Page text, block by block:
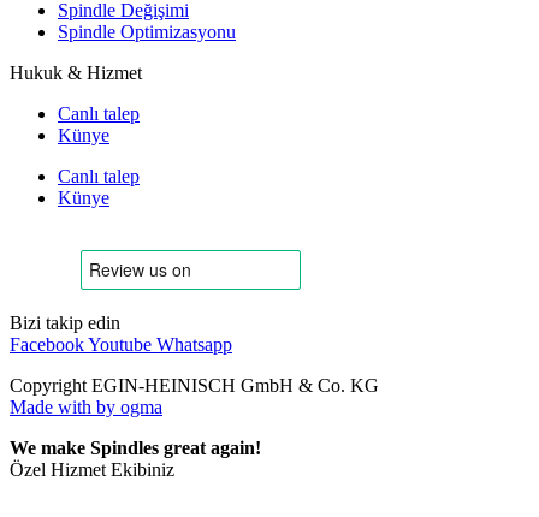
Spindle Değişimi
Spindle Optimizasyonu
Hukuk & Hizmet
Canlı talep
Künye
Canlı talep
Künye
Bizi takip edin
FacebookYoutube Whatsapp
Copyright EGIN-HEINISCH GmbH & Co. KG
Made with by ogma
We make Spindles great again!
Özel Hizmet Ekibiniz